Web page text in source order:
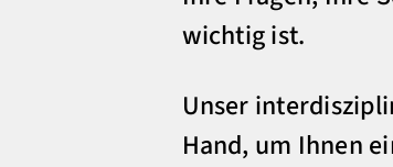
wichtig ist.
Unser
Hand, um Ihnen